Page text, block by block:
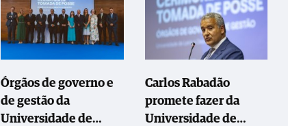
Órgãos de governo e
de gestão da
Universidade de
Carlos Rabadão
promete fazer da
Universidade de